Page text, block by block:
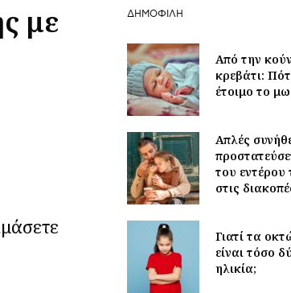
με
ΔΗΜΟΦΙΛΉ
Από την
κρεβάτι:
έτοιμο το
Απλές
του εντέρου
στις
Γιατί τα
είναι τόσο
ηλικία;